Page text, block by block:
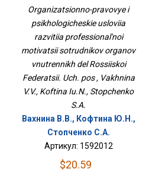
Развития
Профессиональной
Мотивации Сотрудников
Органов Внутренних Дел
Российской Федерации. Уч.
Пос
Organizatsionno-pravovye i
psikhologicheskie usloviia
razvitiia professional'noi
motivatsii sotrudnikov organov
vnutrennikh del Rossiiskoi
Federatsii. Uch. pos , Vakhnina
V.V., Koftina Iu.N., Stopchenko
S.A.
Вахнина В.В., Кофтина Ю.Н.,
Стопченко С.А.
Артикул: 1592012
$20.59